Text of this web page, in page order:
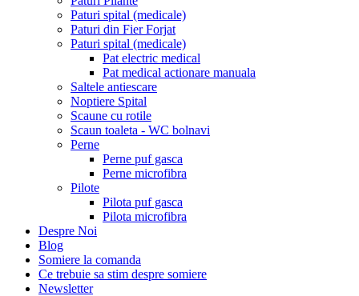
Paturi spital (medicale)
Paturi din Fier Forjat
Paturi spital (medicale)
Pat electric medical
Pat medical actionare manuala
Saltele antiescare
Noptiere Spital
Scaune cu rotile
Scaun toaleta - WC bolnavi
Perne
Perne puf gasca
Perne microfibra
Pilote
Pilota puf gasca
Pilota microfibra
Despre Noi
Blog
Somiere la comanda
Ce trebuie sa stim despre somiere
Newsletter